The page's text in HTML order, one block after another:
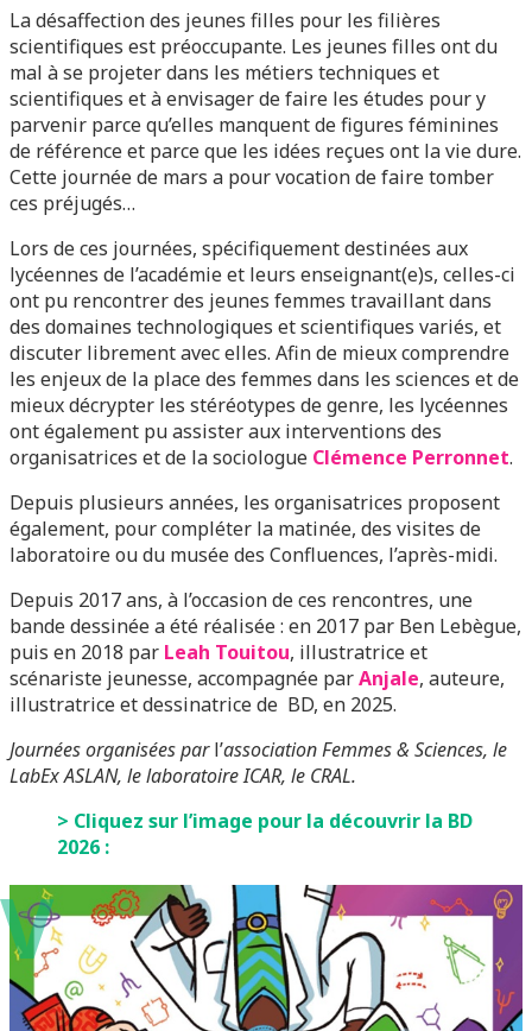
La désaffection des jeunes filles pour les filières
scientifiques est préoccupante. Les jeunes filles ont du
mal à se projeter dans les métiers techniques et
scientifiques et à envisager de faire les études pour y
parvenir parce qu’elles manquent de figures féminines
de référence et parce que les idées reçues ont la vie dure.
Cette journée de mars a pour vocation de faire tomber
ces préjugés…
Lors de ces journées, spécifiquement destinées aux
lycéennes de l’académie et leurs enseignant(e)s, celles-ci
ont pu rencontrer des jeunes femmes travaillant dans
des domaines technologiques et scientifiques variés, et
discuter librement avec elles. Afin de mieux comprendre
les enjeux de la place des femmes dans les sciences et de
mieux décrypter les stéréotypes de genre, les lycéennes
ont également pu assister aux interventions des
organisatrices et de la sociologue Clémence Perronnet.
Depuis plusieurs années, les organisatrices proposent
également, pour compléter la matinée, des visites de
laboratoire ou du musée des Confluences, l’après-midi.
Depuis 2017 ans, à l’occasion de ces rencontres, une
bande dessinée a été réalisée : en 2017 par Ben Lebègue,
puis en 2018 par Leah Touitou, illustratrice et
scénariste jeunesse, accompagnée parAnjale, auteure,
illustratrice et dessinatrice de BD, en 2025.
Journées organisées parl’association Femmes & Sciences, le
LabEx ASLAN, le laboratoire ICAR, le CRAL.
> Cliquez sur l’image pour la découvrir la BD
2026 :
V